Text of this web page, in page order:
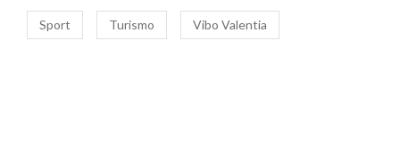
Sport Turismo Vibo Valentia